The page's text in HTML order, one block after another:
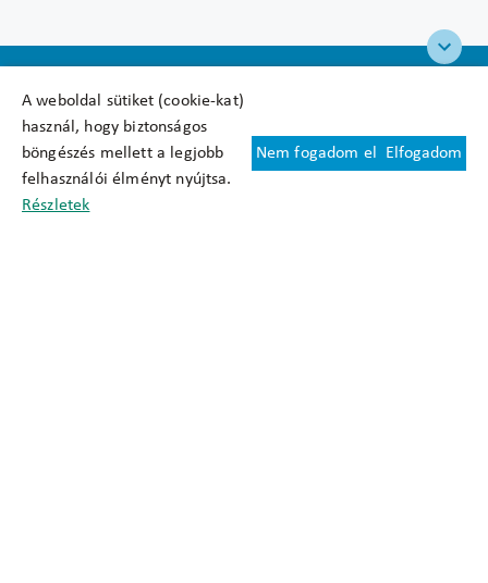
A weboldal sütiket (cookie-kat)
használ, hogy biztonságos
böngészés mellett a legjobb
felhasználói élményt nyújtsa.
Részletek
Nem fogadom el Elfogadom
Felhasználási feltételek